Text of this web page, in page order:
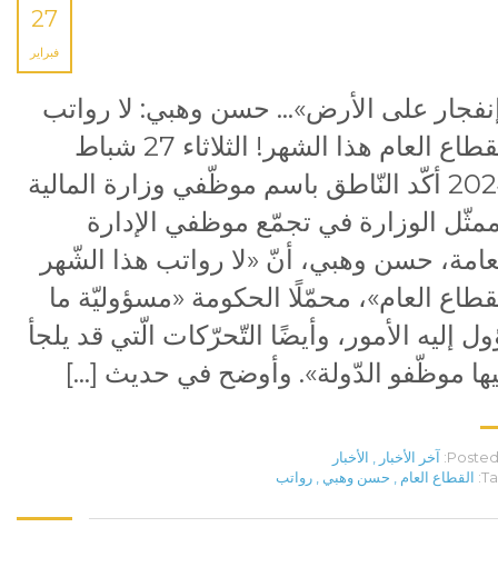
27
فبراير
على الأرض»… حسن وهبي: لا رواتب
للقطاع العام هذا الشهر! الثلاثاء 27 شباط
2024 أكّد النّاطق باسم موظّفي وزارة المالية
الوزارة في تجمّع موظفي الإدارة
حسن وهبي، أنّ «لا رواتب هذا الشّهر
العام»، محمّلًا الحكومة «مسؤوليّة ما
إليه الأمور، وأيضًا التّحرّكات الّتي قد يلجأ
موظّفو الدّولة». وأوضح في حديث […]
Posted آخر الأخبار
الأخبار
القطاع العام حسن وهبي رواتب